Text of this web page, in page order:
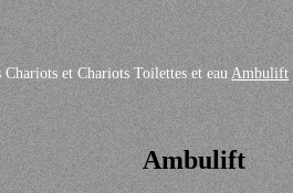
Chariots et Chariots Toilettes et eau Ambulift
Ambulift